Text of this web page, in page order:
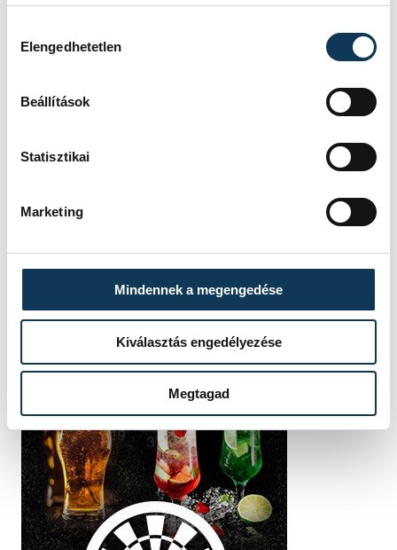
Elengedhetetlen
Beállítások
Statisztikai
Marketing
Mindennek a megengedése
Kiválasztás engedélyezése
Megtagad